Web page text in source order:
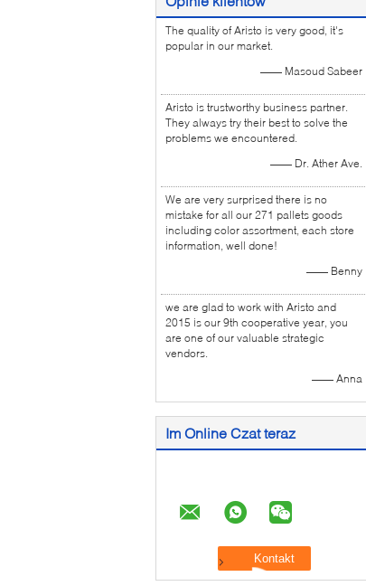
The quality of Aristo is very good, it's
popular in our market.
—— Masoud Sabeer
Aristo is trustworthy business partner.
They always try their best to solve the
problems we encountered.
—— Dr. Ather Ave.
We are very surprised there is no
mistake for all our 271 pallets goods
including color assortment, each store
information, well done!
—— Benny
we are glad to work with Aristo and
2015 is our 9th cooperative year, you
are one of our valuable strategic
vendors.
—— Anna
Im Online Czat teraz